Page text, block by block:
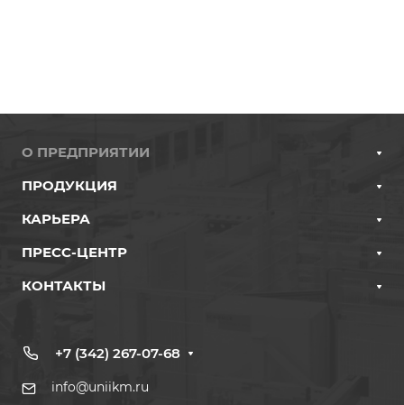
О ПРЕДПРИЯТИИ
ПРОДУКЦИЯ
КАРЬЕРА
ПРЕСС-ЦЕНТР
КОНТАКТЫ
+7 (342) 267-07-68
info@uniikm.ru